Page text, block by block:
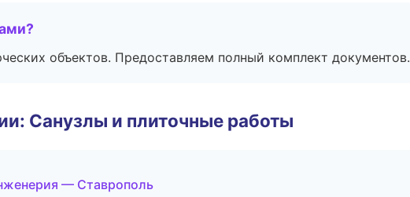
объектов. Предоставляем полный комплект документов.
Санузлы и плиточные работы
— Ставрополь